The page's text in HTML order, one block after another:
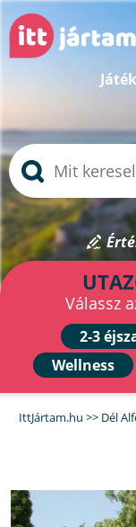
Játék
Válassz
2-3
Wellness
IttJártam.hu >> Dél